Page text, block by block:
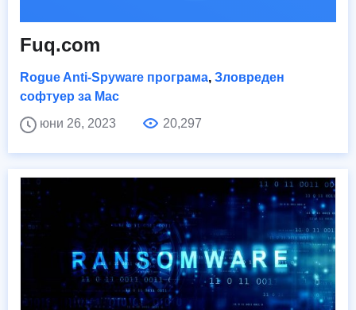
Fuq.com
Rogue Anti-Spyware програма, Зловреден
софтуер за Mac
юни 26, 2023
20,297